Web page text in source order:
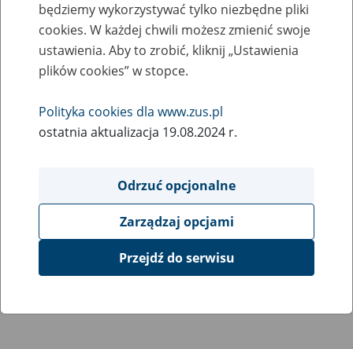
będziemy wykorzystywać tylko niezbędne pliki
cookies. W każdej chwili możesz zmienić swoje
ustawienia. Aby to zrobić, kliknij „Ustawienia
plików cookies” w stopce.
Polityka cookies dla www.zus.pl
ostatnia aktualizacja 19.08.2024 r.
Odrzuć opcjonalne
Zarządzaj opcjami
Przejdź do serwisu